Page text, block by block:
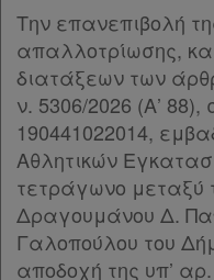
Την επανεπιβολή
απαλλοτρίωσης,
διατάξεων των
ν. 5306/2026 (Α’
190441022014,
Αθλητικών
τετράγωνο μεταξύ
Δραγουμάνου Δ.
Γαλοπούλου του
αποδοχή της υπ’